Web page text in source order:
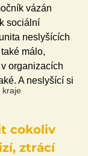
kraje
vázán
sociální
neslyšících
málo,
organizacích
A neslyšící si
cokoliv
ztrácí